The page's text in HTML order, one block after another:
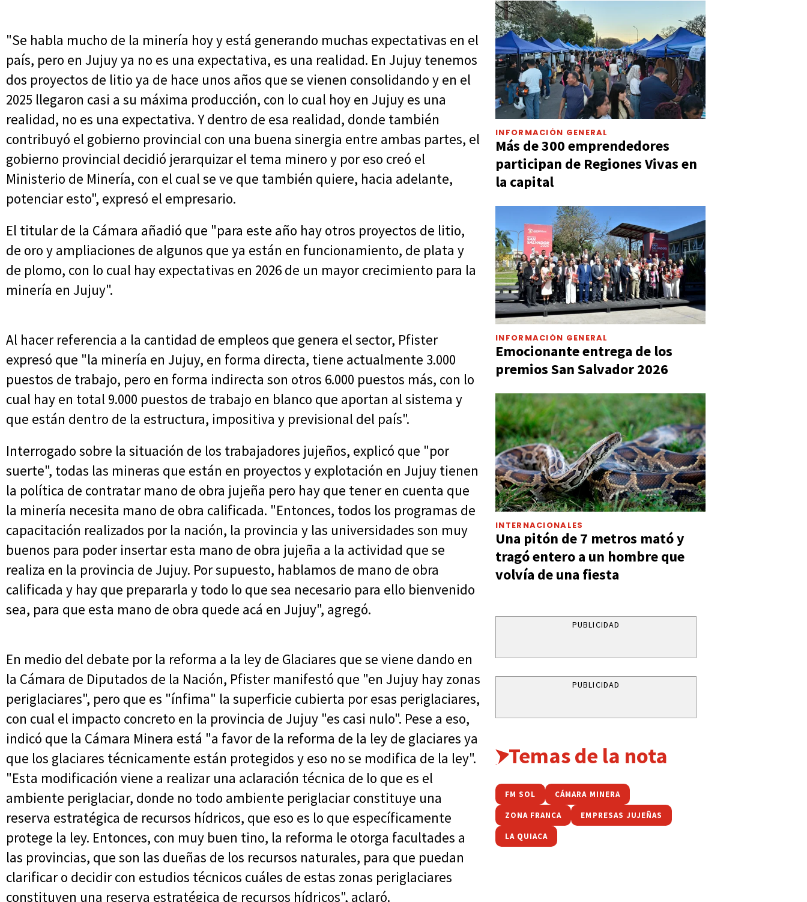
"Se habla mucho de la minería hoy y está generando muchas expectativas en el
país, pero en Jujuy ya no es una expectativa, es una realidad. En Jujuy tenemos
dos proyectos de litio ya de hace unos años que se vienen consolidando y en el
2025 llegaron casi a su máxima producción, con lo cual hoy en Jujuy es una
realidad, no es una expectativa. Y dentro de esa realidad, donde también
contribuyó el gobierno provincial con una buena sinergia entre ambas partes, el
gobierno provincial decidió jerarquizar el tema minero y por eso creó el
Ministerio de Minería, con el cual se ve que también quiere, hacia adelante,
potenciar esto", expresó el empresario.
El titular de la Cámara añadió que "para este año hay otros proyectos de litio,
de oro y ampliaciones de algunos que ya están en funcionamiento, de plata y
de plomo, con lo cual hay expectativas en 2026 de un mayor crecimiento para la
minería en Jujuy".
Al hacer referencia a la cantidad de empleos que genera el sector, Pfister
expresó que "la minería en Jujuy, en forma directa, tiene actualmente 3.000
puestos de trabajo, pero en forma indirecta son otros 6.000 puestos más, con lo
cual hay en total 9.000 puestos de trabajo en blanco que aportan al sistema y
que están dentro de la estructura, impositiva y previsional del país".
Interrogado sobre la situación de los trabajadores jujeños, explicó que "por
suerte", todas las mineras que están en proyectos y explotación en Jujuy tienen
la política de contratar mano de obra jujeña pero hay que tener en cuenta que
la minería necesita mano de obra calificada. "Entonces, todos los programas de
capacitación realizados por la nación, la provincia y las universidades son muy
buenos para poder insertar esta mano de obra jujeña a la actividad que se
realiza en la provincia de Jujuy. Por supuesto, hablamos de mano de obra
calificada y hay que prepararla y todo lo que sea necesario para ello bienvenido
sea, para que esta mano de obra quede acá en Jujuy", agregó.
En medio del debate por la reforma a la ley de Glaciares que se viene dando en
la Cámara de Diputados de la Nación, Pfister manifestó que "en Jujuy hay zonas
periglaciares", pero que es "ínfima" la superficie cubierta por esas periglaciares,
con cual el impacto concreto en la provincia de Jujuy "es casi nulo". Pese a eso,
indicó que la Cámara Minera está "a favor de la reforma de la ley de glaciares ya
que los glaciares técnicamente están protegidos y eso no se modifica de la ley".
"Esta modificación viene a realizar una aclaración técnica de lo que es el
ambiente periglaciar, donde no todo ambiente periglaciar constituye una
reserva estratégica de recursos hídricos, que eso es lo que específicamente
protege la ley. Entonces, con muy buen tino, la reforma le otorga facultades a
las provincias, que son las dueñas de los recursos naturales, para que puedan
clarificar o decidir con estudios técnicos cuáles de estas zonas periglaciares
constituyen una reserva estratégica de recursos hídricos", aclaró.
INFORMACIÓN GENERAL
Más de 300 emprendedores
participan de Regiones Vivas en
la capital
INFORMACIÓN GENERAL
Emocionante entrega de los
premios San Salvador 2026
INTERNACIONALES
Una pitón de 7 metros mató y
tragó entero a un hombre que
volvía de una fiesta
PUBLICIDAD
PUBLICIDAD
Temas de la nota
FM SOL CÁMARA MINERA
ZONA FRANCA EMPRESAS JUJEÑAS
LA QUIACA